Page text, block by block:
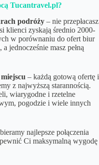
Tucantravel.pl?
podróży – nie przepłacasz
klienci zyskają średnio 2000-
w porównaniu do ofert biur
jednocześnie masz pełną
– każdą gotową ofertę i
z najwyższą starannością.
wiarygodne i rzetelne
pogodzie i wiele innych
najlepsze połączenia
Ci maksymalną wygodę